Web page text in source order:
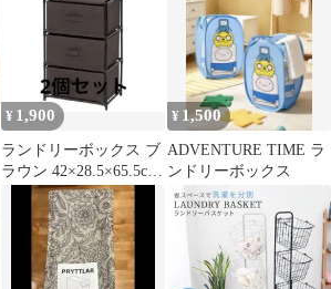
¥ 1,900
ランドリーボックス ブ
ラウン 42×28.5×65.5cm
チェスト3段
¥ 1,500
ADVENTURE TIME ラ
ンドリーボックス